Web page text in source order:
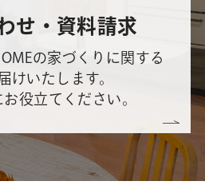
せ・資料請求
の家づくりに関する
けいたします。
役立てください。